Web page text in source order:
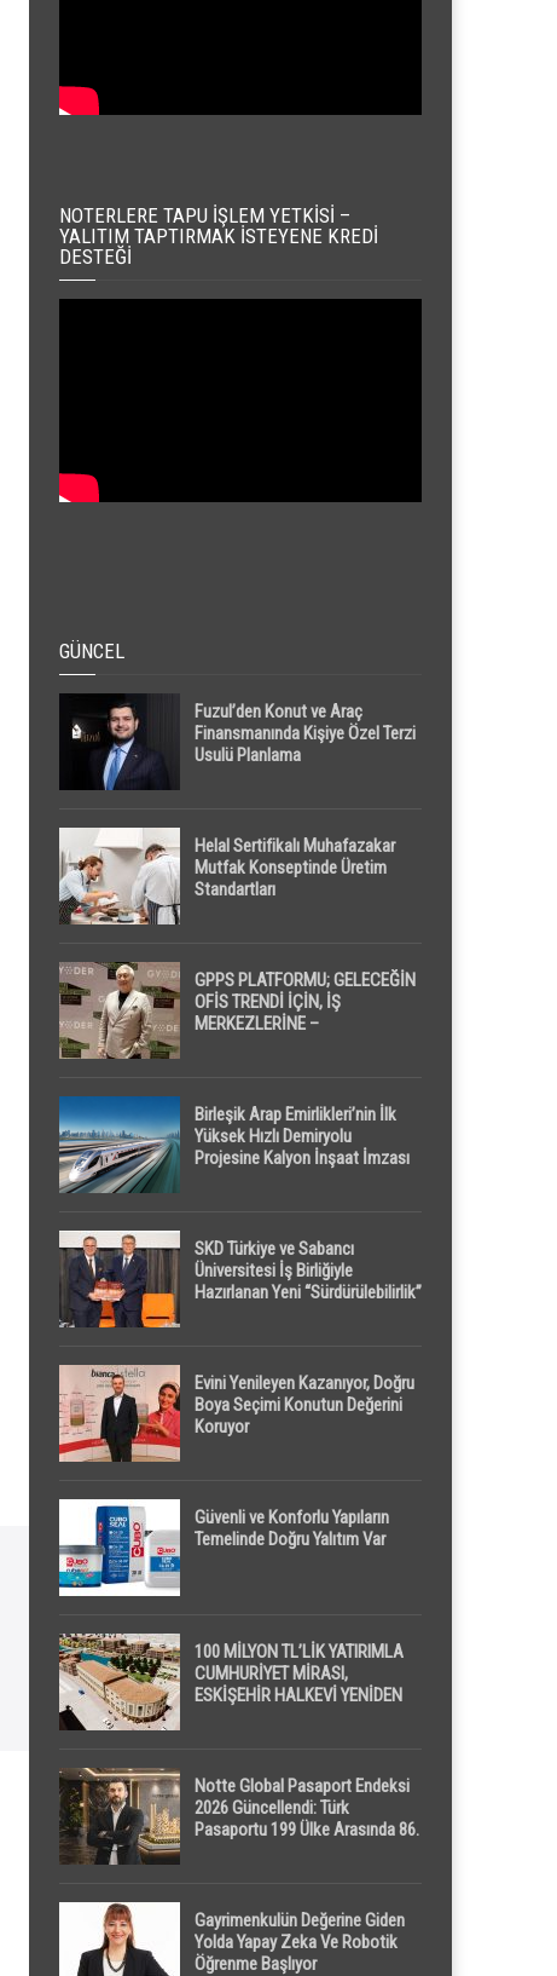
NOTERLERE TAPU İŞLEM YETKISI –
YALITIM TAPTIRMAK İSTEYENE KREDI
DESTEĞI
GÜNCEL
Fuzul’den Konut ve Araç
Finansmanında Kişiye Özel Terzi
Usulü Planlama
Helal Sertifikalı Muhafazakar
Mutfak Konseptinde Üretim
Standartları
GPPS PLATFORMU; GELECEĞİN
OFİS TRENDİ İÇİN, İŞ
MERKEZLERİNE –
Birleşik Arap Emirlikleri’nin İlk
Yüksek Hızlı Demiryolu
Projesine Kalyon İnşaat İmzası
SKD Türkiye ve Sabancı
Üniversitesi İş Birliğiyle
Hazırlanan Yeni “Sürdürülebilirlik”
Evini Yenileyen Kazanıyor, Doğru
Boya Seçimi Konutun Değerini
Koruyor
Güvenli ve Konforlu Yapıların
Temelinde Doğru Yalıtım Var
100 MİLYON TL’LİK YATIRIMLA
CUMHURİYET MİRASI,
ESKİŞEHİR HALKEVİ YENİDEN
Notte Global Pasaport Endeksi
2026 Güncellendi: Türk
Pasaportu 199 Ülke Arasında 86.
Gayrimenkulün Değerine Giden
Yolda Yapay Zeka Ve Robotik
Öğrenme Başlıyor